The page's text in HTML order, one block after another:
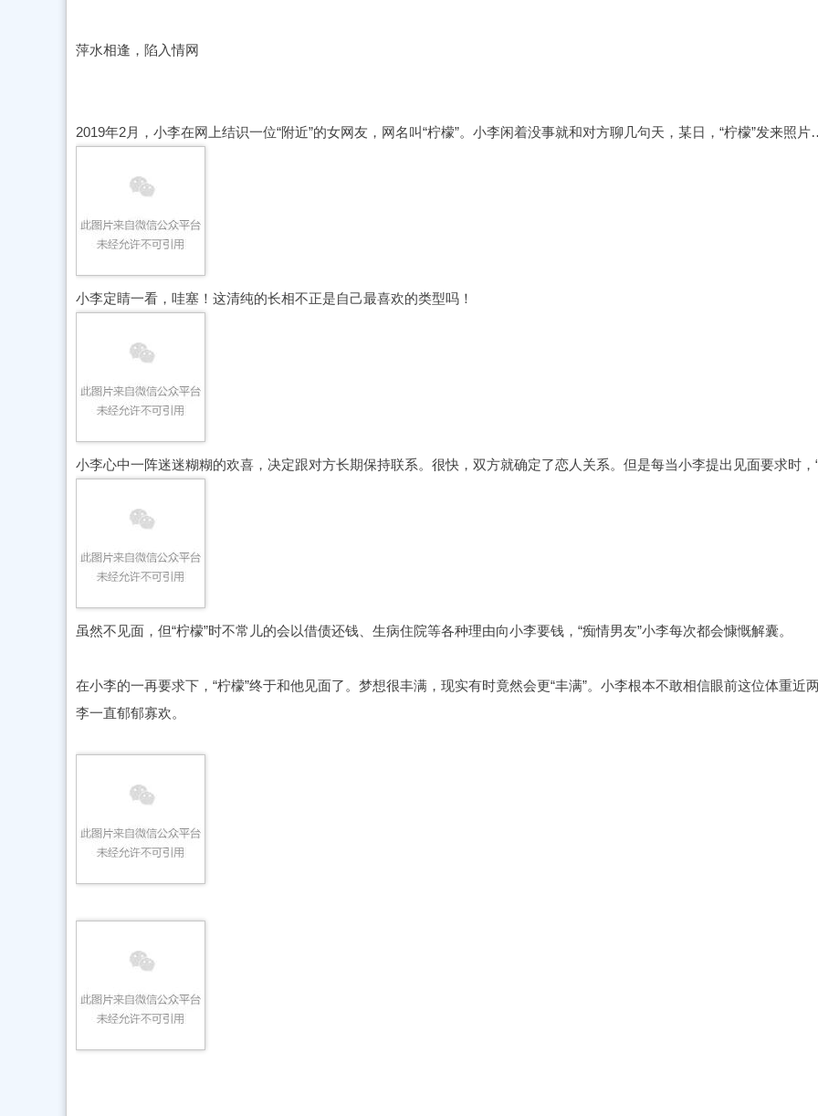
萍水相逢，陷入情网
2019年2月，小李在网上结识一位“附近”的女网友，网名叫“柠檬”。小李闲着没事就和对方聊几句天，某日，“柠檬”发来照
小李定睛一看，哇塞！这清纯的长相不正是自己最喜欢的类型吗！
小李心中一阵迷迷糊糊的欢喜，决定跟对方长期保持联系。很快，双方就确定了恋人关系。但是每当小李提出见面要求时
虽然不见面，但“柠檬”时不常儿的会以借债还钱、生病住院等各种理由向小李要钱，“痴情男友”小李每次都会慷慨解囊。
在小李的一再要求下，“柠檬”终于和他见面了。梦想很丰满，现实有时竟然会更“丰满”。小李根本不敢相信眼前这位体重近
李一直郁郁寡欢。